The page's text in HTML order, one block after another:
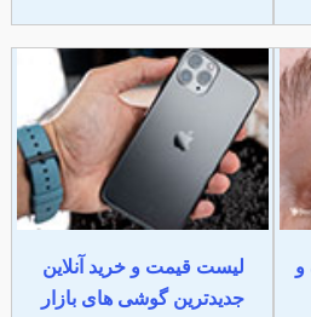
لیست قیمت و خرید آنلاین
جدیدترین گوشی های بازار